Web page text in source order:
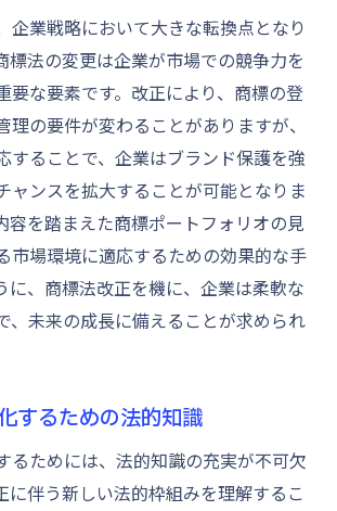
企業戦略において大きな転換点となり
標法の変更は企業が市場での競争力を
要な要素です。改正により、商標の登
理の要件が変わることがありますが、
することで、企業はブランド保護を強
ャンスを拡大することが可能となりま
容を踏まえた商標ポートフォリオの見
市場環境に適応するための効果的な手
に、商標法改正を機に、企業は柔軟な
、未来の成長に備えることが求められ
するための法的知識
るためには、法的知識の充実が不可欠
に伴う新しい法的枠組みを理解するこ